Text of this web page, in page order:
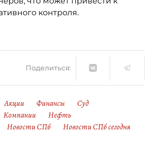
контроля.
Поделиться:
Акции Финансы
Суд
Компании
Нефть
Новости СПб Новости СПб сегодня